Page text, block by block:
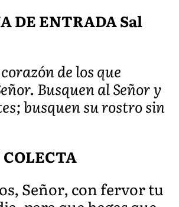
DE ENTRADA Sal
de los que
Busquen al Señor y
busquen su rostro sin
Señor, con fervor tu